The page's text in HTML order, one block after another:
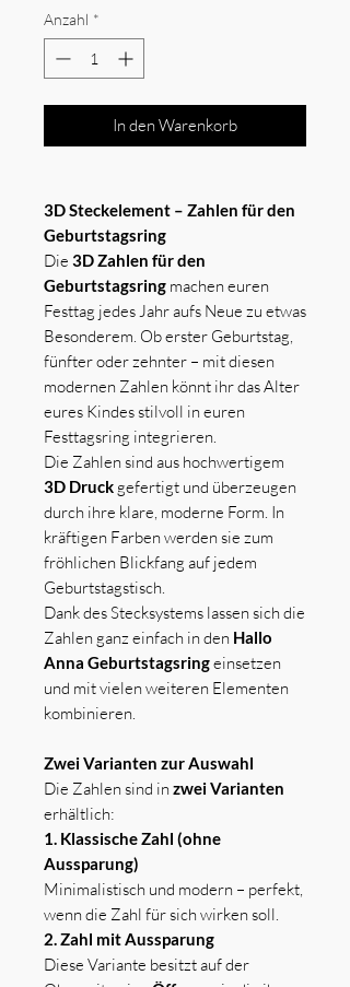
Anzahl *
In den Warenkorb
3D Steckelement – Zahlen für den
Geburtstagsring
Die 3D Zahlen für den
Geburtstagsring machen euren
Festtag jedes Jahr aufs Neue zu etwas
Besonderem. Ob erster Geburtstag,
fünfter oder zehnter – mit diesen
modernen Zahlen könnt ihr das Alter
eures Kindes stilvoll in euren
Festtagsring integrieren.
Die Zahlen sind aus hochwertigem
3D Druck gefertigt und überzeugen
durch ihre klare, moderne Form. In
kräftigen Farben werden sie zum
fröhlichen Blickfang auf jedem
Geburtstagstisch.
Dank des Stecksystems lassen sich die
Zahlen ganz einfach in den Hallo
Anna Geburtstagsringeinsetzen
und mit vielen weiteren Elementen
kombinieren.
Zwei Varianten zur Auswahl
Die Zahlen sind in zwei Varianten
erhältlich:
1. Klassische Zahl (ohne
Aussparung)
Minimalistisch und modern – perfekt,
wenn die Zahl für sich wirken soll.
2. Zahl mit Aussparung
Diese Variante besitzt auf der